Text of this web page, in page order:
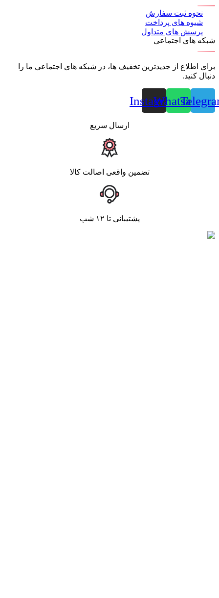
نحوه ثبت سفارش
شیوه های پرداخت
پرسش های متداول
شبکه های اجتماعی
برای اطلاع از جدیدترین تخفیف ها، در شبکه های اجتماعی ما را
دنبال کنید.
Whatsapp
Instagram
ارسال سریع
تضمین واقعی اصالت کالا
پشتیبانی تا ۱۲ شب